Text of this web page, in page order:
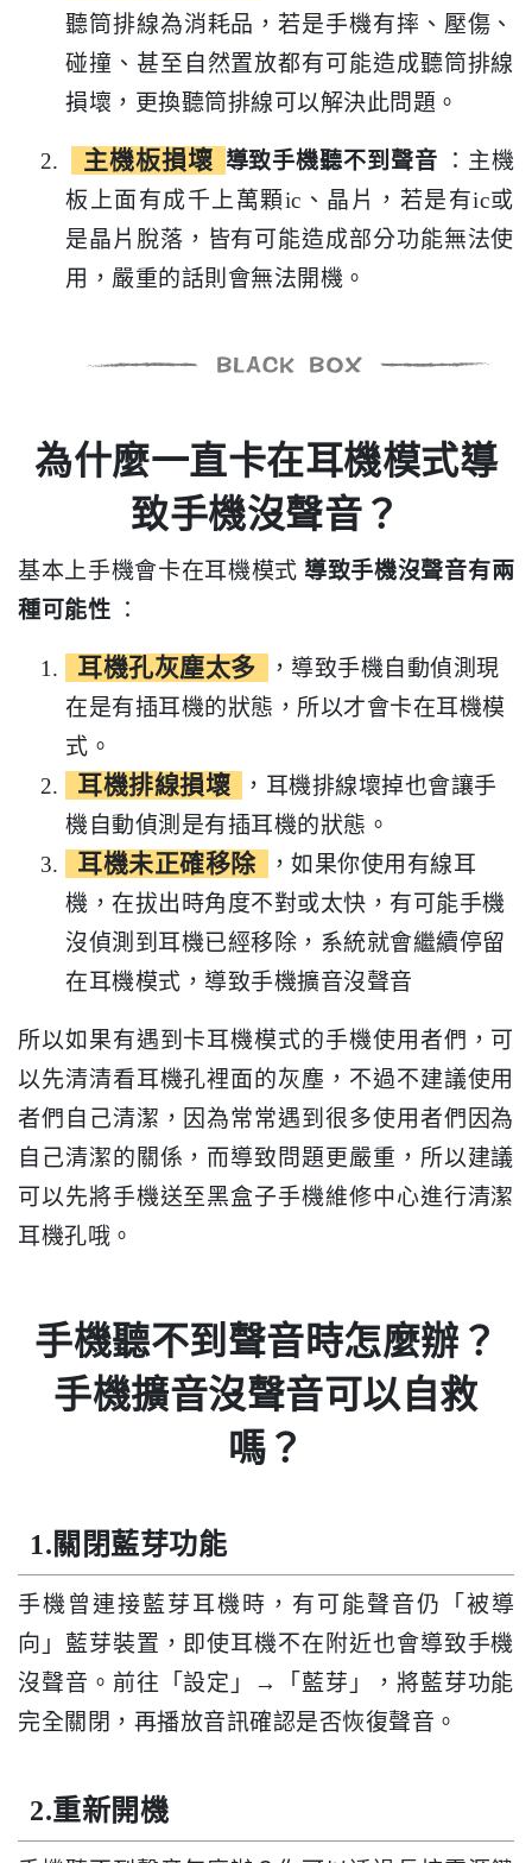
聽筒排線為消耗品，若是手機有摔、壓傷、
碰撞、甚至自然置放都有可能造成聽筒排線
損壞，更換聽筒排線可以解決此問題。
主機板損壞 導致手機聽不到聲音
：主機
板上面有成千上萬顆ic、晶片，若是有ic或
是晶片脫落，皆有可能造成部分功能無法使
用，嚴重的話則會無法開機。
為什麼一直卡在耳機模式導
致手機沒聲音？
基本上手機會卡在耳機模式 導致手機沒聲音有兩
種可能性
：
耳機孔灰塵太多
，導致手機自動偵測現
在是有插耳機的狀態，所以才會卡在耳機模
式。
耳機排線損壞
，耳機排線壞掉也會讓手
機自動偵測是有插耳機的狀態。
耳機未正確移除
，如果你使用有線耳
機，在拔出時角度不對或太快，有可能手機
沒偵測到耳機已經移除，系統就會繼續停留
在耳機模式，導致手機擴音沒聲音
所以如果有遇到卡耳機模式的手機使用者們，可
以先清清看耳機孔裡面的灰塵，不過不建議使用
者們自己清潔，因為常常遇到很多使用者們因為
自己清潔的關係，而導致問題更嚴重，所以建議
可以先將手機送至黑盒子手機維修中心進行清潔
耳機孔哦。
手機聽不到聲音時怎麼辦？
手機擴音沒聲音可以自救
嗎？
1.關閉藍芽功能
手機曾連接藍芽耳機時，有可能聲音仍「被導
向」藍芽裝置，即使耳機不在附近也會導致手機
沒聲音。前往「設定」→「藍芽」，將藍芽功能
完全關閉，再播放音訊確認是否恢復聲音。
2.重新開機